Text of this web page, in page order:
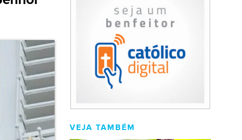
VEJA TAMBÉM